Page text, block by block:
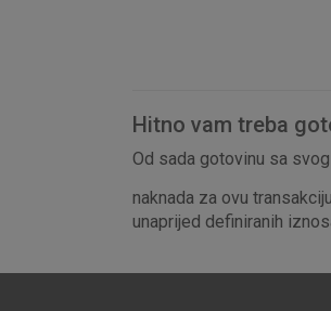
Hitno vam treba
Od sada gotovinu sa
naknada za ovu
unaprijed definiranih